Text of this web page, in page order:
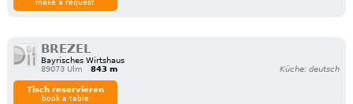
make a request
BREZEL
Bayrisches Wirtshaus
89073 Ulm
843 m Küche: deutsch
Tisch reservieren
book a table